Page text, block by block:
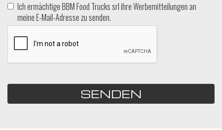
Ich ermächtige BBM Food Trucks srl ihre Werbemitteilungen an
meine E-Mail-Adresse zu senden.
SENDEN